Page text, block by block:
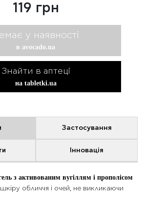
119 грн
у наявності
в avocado.ua
Знайти в аптеці
на tabletki.ua
Застосування
Інновація
з активованим вугіллям і прополісом
обличчя і очей, не викликаючи